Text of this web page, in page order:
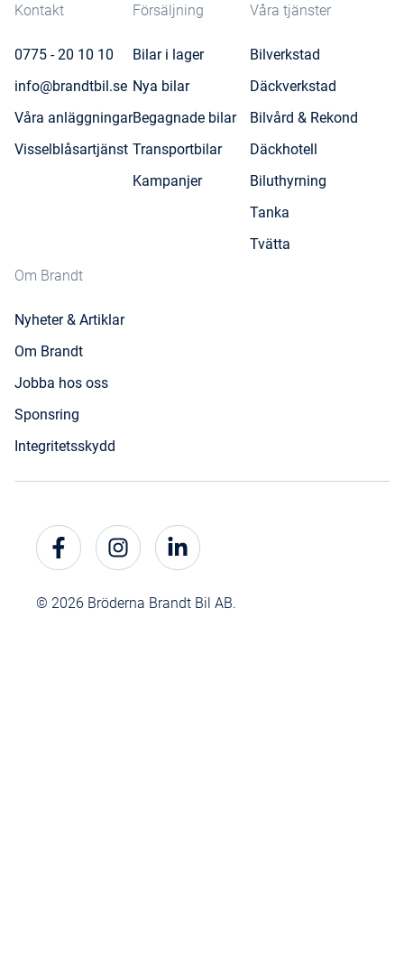
Kontakt
0775 - 20 10 10
info@brandtbil.se
Våra anläggningar
Visselblåsartjänst
Försäljning
Bilar i lager
Nya bilar
Begagnade bilar
Transportbilar
Kampanjer
Våra tjänster
Bilverkstad
Däckverkstad
Bilvård & Rekond
Däckhotell
Biluthyrning
Tanka
Tvätta
Om Brandt
Nyheter & Artiklar
Om Brandt
Jobba hos oss
Sponsring
Integritetsskydd
© 2026 Bröderna Brandt Bil AB.